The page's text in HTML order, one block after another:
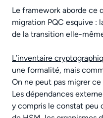
Le framework aborde ce
migration PQC esquive :
de la transition elle-
L’inventaire
une formalité, mais
On ne peut pas migrer ce
Les dépendances
y compris le constat peu